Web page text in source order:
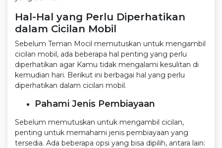
Hal-Hal yang Perlu Diperhatikan
dalam Cicilan Mobil
Sebelum Teman Mocil memutuskan untuk mengambil
cicilan mobil, ada beberapa hal penting yang perlu
diperhatikan agar Kamu tidak mengalami kesulitan di
kemudian hari. Berikut ini berbagai hal yang perlu
diperhatikan dalam cicilan mobil.
Pahami Jenis Pembiayaan
Sebelum memutuskan untuk mengambil cicilan,
penting untuk memahami jenis pembiayaan yang
tersedia. Ada beberapa opsi yang bisa dipilih, antara lain: